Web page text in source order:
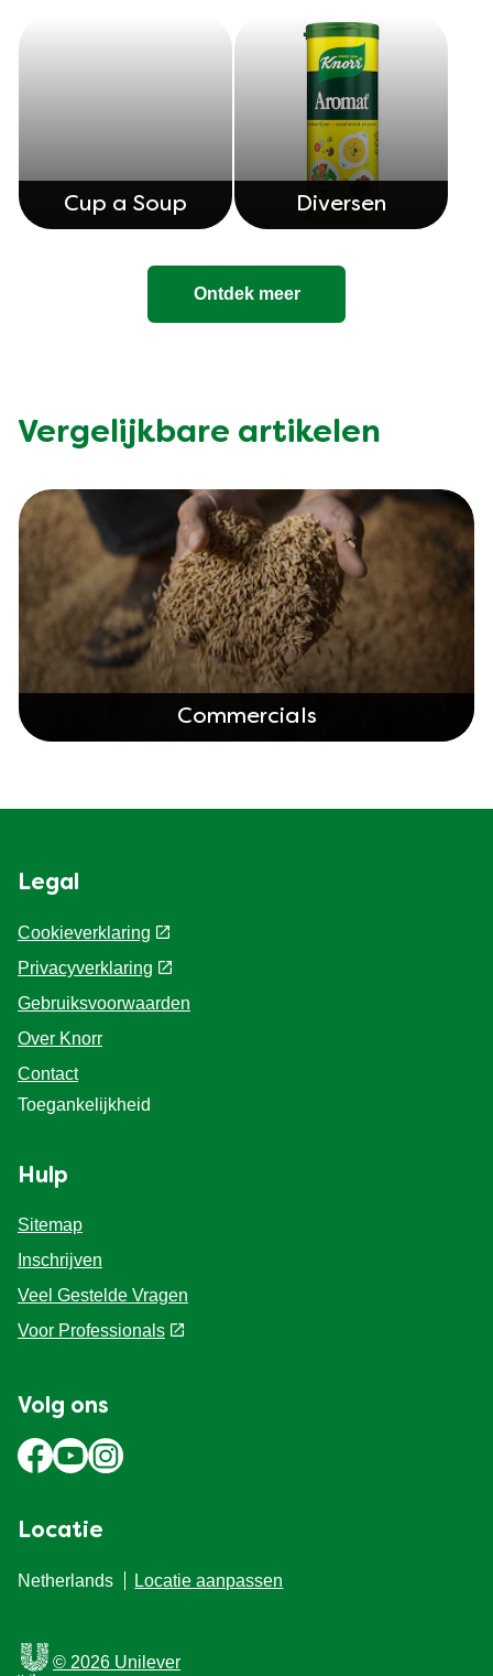
Cup a Soup Diversen
Ontdek meer
Vergelijkbare artikelen
Commercials
Legal
Cookieverklaring
Privacyverklaring
Cookie-instellingen
Gebruiksvoorwaarden
Over Knorr
Contact
Sitemap
Inschrijven
Veel Gestelde Vragen
Volg ons